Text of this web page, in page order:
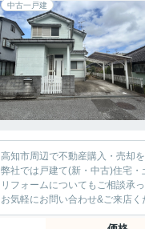
中古一戸建
高知市周辺で不動産購入・売却
弊社では戸建て(新・中古)住宅・
リフォームについてもご相談承
お気軽にお問い合わせ&ご来店く